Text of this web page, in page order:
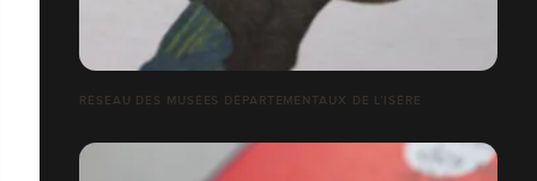
RÉSEAU DES MUSÉES DÉPARTEMENTAUX DE L’ISÈRE